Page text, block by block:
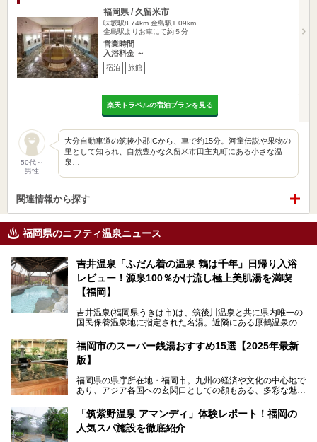
福岡県 / 久留米市
味坂駅8.74km 金島駅1.09km
金島駅よりお車にて約５分
営業時間
入浴料金 ～
宿泊 旅館
楽天トラベルの宿泊プランを見る
50代～
男性
大分自動車道の筑後小郡ICから、車で約15分。河童伝説や果物の
里として知られ、自然豊かな久留米市田主丸町にある小さな温
泉…
関連情報から探す
福岡県のニフティ温泉ニュース
吉井温泉「ふだん着の温泉 鶴は千年」日帰り入浴
レビュー！源泉100％かけ流し極上美肌湯を満喫
【福岡】
吉井温泉(福岡県うきは市)は、筑後川温泉と共に県内唯一の
国民保養温泉地に指定された名湯。近隣にある原鶴温泉の観
す。
「ふだん着の温泉 鶴は千年」は、吉井温泉にある日帰り入
住民や温泉ファンに愛され続けています。今回は筆者自ら日
帰り入浴し、自慢の温泉を中心に詳細レビューします！
福岡市のスーパー銭湯おすすめ15選【2025年最新
版】
福岡県の県庁所在地・福岡市。九州の経済や文化の中心地で
あり、アジア各国への玄関口としての顔もある、多彩な魅力
そんな福岡市は、スーパー銭湯も多種多彩。玄界灘を眺めら
れるリゾート気分満点のスーパー銭湯から、繁華街近くのレ
「筑紫野温泉 アマンディ」体験レポート！福岡の
人気スパ施設を徹底紹介